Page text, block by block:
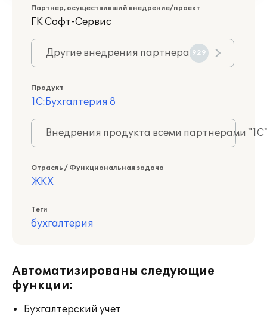
Партнер, осуществивший внедрение/проект
ГK Софт-Сервис
Другие внедрения партнера 929
Продукт
1С:Бухгалтерия 8
Внедрения продукта всеми партнерами
Отрасль / Функциональная задача
ЖКХ
Теги
бухгалтерия
Автоматизированы следующие
функции:
Бухгалтерский учет